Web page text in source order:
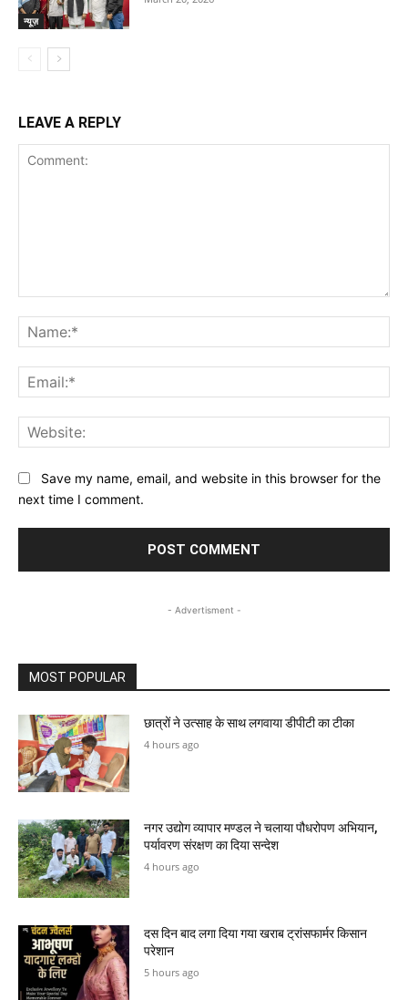
न्यूज़
LEAVE A REPLY
Save my name, email, and website in this browser for the
next time I comment.
- Advertisment -
MOST POPULAR
छात्रों ने उत्साह के साथ लगवाया डीपीटी का टीका
4 hours ago
नगर उद्योग व्यापार मण्डल ने चलाया पौधरोपण अभियान,
पर्यावरण संरक्षण का दिया सन्देश
4 hours ago
दस दिन बाद लगा दिया गया खराब ट्रांसफार्मर किसान
परेशान
5 hours ago